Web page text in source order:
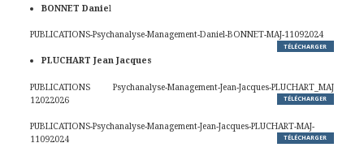
BONNET Daniel
PUBLICATIONS-Psychanalyse-Management-Daniel-BONNET-MAJ-11092024
TÉLÉCHARGER
PLUCHART Jean Jacques
PUBLICATIONS Psychanalyse-Management-Jean-Jacques-PLUCHART_MAJ
12022026
TÉLÉCHARGER
PUBLICATIONS-Psychanalyse-Management-Jean-Jacques-PLUCHART-MAJ-
11092024
TÉLÉCHARGER